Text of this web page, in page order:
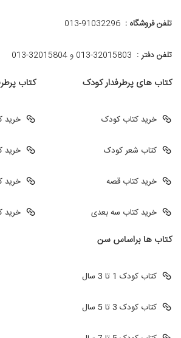
تلفن فروشگاه : 013-91032296
تلفن دفتر : 013-32015803 و 32015804-013
کتاب های پرطرفدار کودک
خرید کتاب کودک
کتاب شعر کودک
خرید کتاب قصه
خرید کتاب سه بعدی
کتاب
خرید
خرید
خرید
خرید
کتاب ها براساس سن
کتاب کودک 1 تا 3 سال
کتاب کودک 3 تا 5 سال